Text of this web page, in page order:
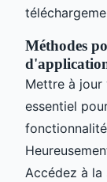
Méthodes
Mettre à jour
essentiel
Accédez à la